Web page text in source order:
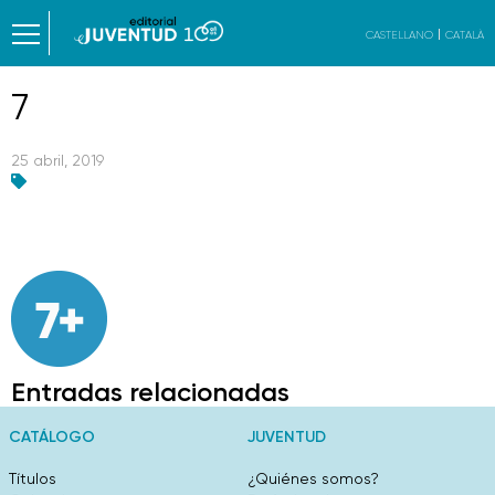
CASTELLANO CATALÀ
7
25 abril, 2019
Entradas relacionadas
CATÁLOGO
Títulos
JUVENTUD
¿Quiénes somos?